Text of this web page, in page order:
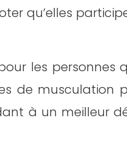
qu’elles
les personnes
de musculation
à un meilleur